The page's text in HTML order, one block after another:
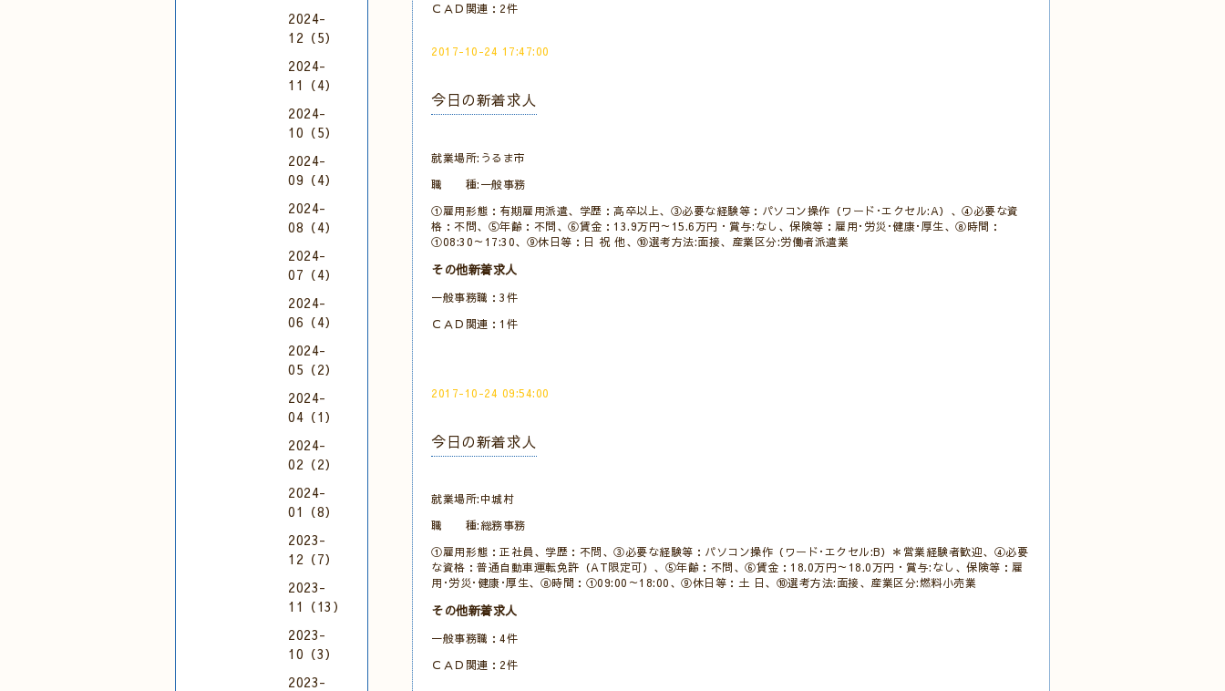
ＣＡＤ関連：2件
2017-10-24 17:47:00
今日の新着求人
就業場所:うるま市
職 種:一般事務
①雇用形態：有期雇用派遣、学歴：高卒以上、③必要な経験等：パソコン操作（ワード･エクセル:A）、④必要な資
格：不問、⑤年齢：不問、⑥賃金：13.9万円～15.6万円・賞与:なし、保険等：雇用･労災･健康･厚生、⑧時間：
①08:30～17:30、⑨休日等：日 祝 他、⑩選考方法:面接、産業区分:労働者派遣業
その他新着求人
一般事務職：3件
ＣＡＤ関連：1件
2017-10-24 09:54:00
今日の新着求人
就業場所:中城村
職 種:総務事務
①雇用形態：正社員、学歴：不問、③必要な経験等：パソコン操作（ワード･エクセル:B）＊営業経験者歓迎、④必要
な資格：普通自動車運転免許（AT限定可）、⑤年齢：不問、⑥賃金：18.0万円～18.0万円・賞与:なし、保険等：雇
用･労災･健康･厚生、⑧時間：①09:00～18:00、⑨休日等：土 日、⑩選考方法:面接、産業区分:燃料小売業
その他新着求人
一般事務職：4件
ＣＡＤ関連：2件
2024-
12（5）
2024-
11（4）
2024-
10（5）
2024-
09（4）
2024-
08（4）
2024-
07（4）
2024-
06（4）
2024-
05（2）
2024-
04（1）
2024-
02（2）
2024-
01（8）
2023-
12（7）
2023-
11（13）
2023-
10（3）
2023-